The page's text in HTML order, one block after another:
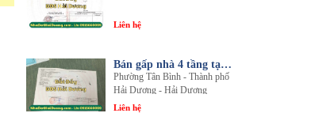
Liên hệ
Bán gấp nhà 4 tầng tại khu đô thị An Phú 2 - Nội thất gỗ lim sang trọng
Phường Tân Bình - Thành phố
Hải Dương - Hải Dương
Liên hệ